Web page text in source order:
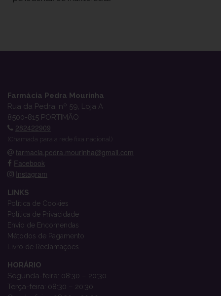
Farmácia Pedra Mourinha
Rua da Pedra, nº 59, Loja A
8500-815 PORTIMÃO
282422909
(Chamada para a rede fixa nacional)
farmacia.pedra.mourinha@gmail.com
Facebook
Instagram
LINKS
Política de Cookies
Política de Privacidade
Envio de Encomendas
Métodos de Pagamento
Livro de Reclamações
HORÁRIO
Segunda-feira: 08:30 – 20:30
Terça-feira: 08:30 – 20:30